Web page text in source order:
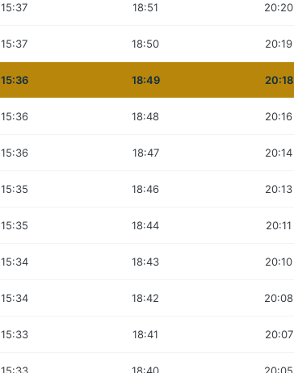
15:37 18:51 20:20
15:37 18:50 20:19
15:36 18:49 20:18
15:36 18:48 20:16
15:36 18:47 20:14
15:35 18:46 20:13
15:35 18:44 20:11
15:34 18:43 20:10
15:34 18:42 20:08
15:33 18:41 20:07